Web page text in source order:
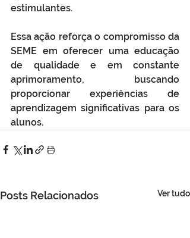
estimulantes.
Essa ação reforça o compromisso da
SEME em oferecer uma educação
de qualidade e em constante
aprimoramento, buscando
proporcionar experiências de
aprendizagem significativas para os
alunos.
Posts Relacionados Ver tudo